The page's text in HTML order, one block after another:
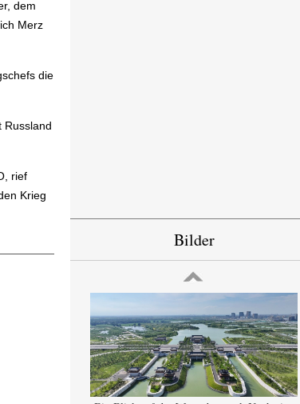
dem
Merz
die
Russland
rief
Krieg